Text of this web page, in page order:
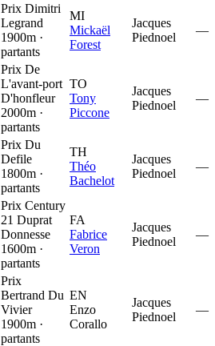
Prix Dimitri
Legrand
1900m ·
partants
MI
Mickaël
Forest
Jacques
Piednoel
—
Prix De
L'avant-port
D'honfleur
2000m ·
partants
TO
Tony
Piccone
Jacques
Piednoel
—
Prix Du
Defile
1800m ·
partants
TH
Théo
Bachelot
Jacques
Piednoel
—
Prix Century
21 Duprat
Donnesse
1600m ·
partants
FA
Fabrice
Veron
Jacques
Piednoel
—
Prix
Bertrand Du
Vivier
1900m ·
partants
EN
Enzo
Corallo
Jacques
Piednoel
—